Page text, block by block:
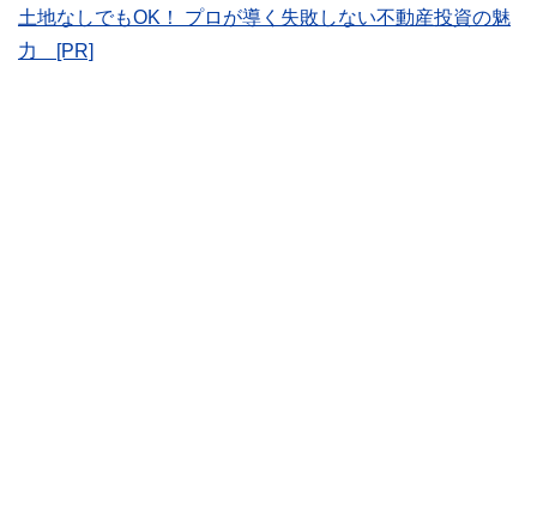
ど150名以上の有資格者を執筆者・監修者として迎え、むず
土地なしでもOK！ プロが導く失敗しない不動産投資の魅
力 [PR]